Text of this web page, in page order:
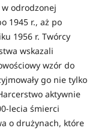
odrodzonej
1945 r., aż po
1956 r. Twórcy
wskazali
wzór do
go nie tylko
aktywnie
lecia śmierci
o drużynach, które